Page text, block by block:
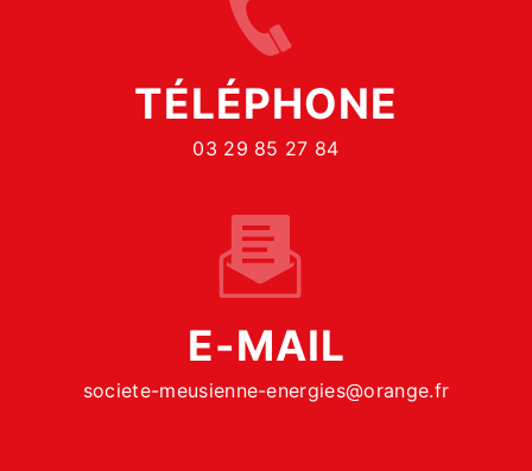
TÉLÉPHONE
03 29 85 27 84
E-MAIL
societe-meusienne-energies@orange.fr